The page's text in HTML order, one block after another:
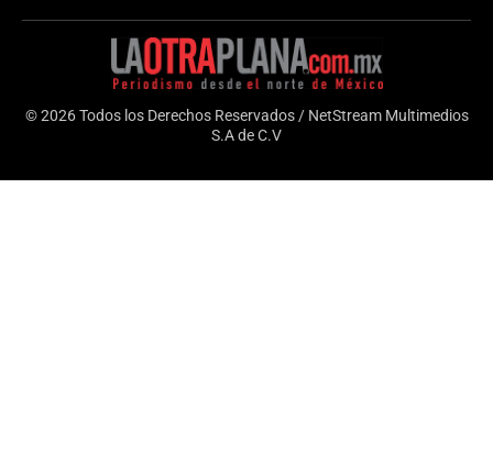
© 2026 Todos los Derechos Reservados / NetStream Multimedios
S.A de C.V